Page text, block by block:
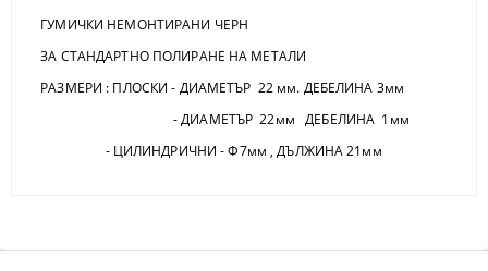
ГУМИЧКИ НЕМОНТИРАНИ ЧЕРН
ЗА СТАНДАРТНО ПОЛИРАНЕ НА МЕТАЛИ
РАЗМЕРИ : ПЛОСКИ - ДИАМЕТЪР 22 мм. ДЕБЕЛИНА 3мм
- ДИАМЕТЪР 22мм ДЕБЕЛИНА 1мм
- ЦИЛИНДРИЧНИ - Ф7мм , ДЪЛЖИНА 21мм